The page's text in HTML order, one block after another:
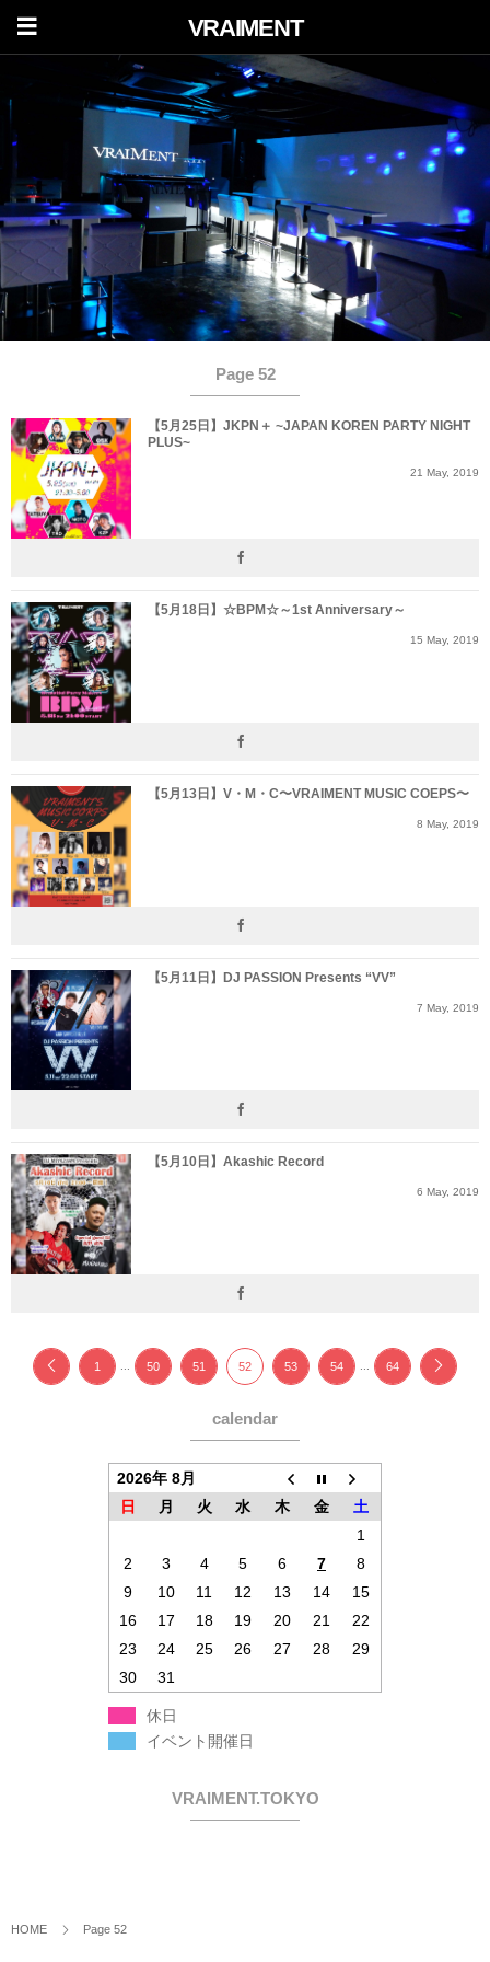
VRAIMENT
Page 52
【5月25日】JKPN＋ ~JAPAN KOREN PARTY NIGHT
PLUS~
21 May, 2019
【5月18日】☆BPM☆～1st Anniversary～
15 May, 2019
【5月13日】V・M・C〜VRAIMENT MUSIC COEPS〜
8 May, 2019
【5月11日】DJ PASSION Presents “VV”
7 May, 2019
【5月10日】Akashic Record
6 May, 2019
1 50 51 52 53 54 64
calendar
2026年 8月
日
月 火 水 木 金
土
1
2
3 4 5 6 7
8
9
10 11 12 13 14
15
16
17 18 19 20 21
22
23
24 25 26 27 28
29
30
31
休日
イベント開催日
VRAIMENT.TOKYO
HOME Page 52